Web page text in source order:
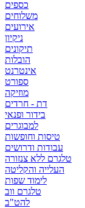
כספים
משלוחים
אירועים
ניקיון
תיקונים
הובלות
אינטרנט
ספורט
מוזיקה
דת - חרדים
בידור ופנאי
למבוגרים
טיסות וחופשות
עבודות ודרושים
טלגרם ללא צנזורה
העלייה והקליטה
לימוד שפות
טלגרם ווב
להט"ב